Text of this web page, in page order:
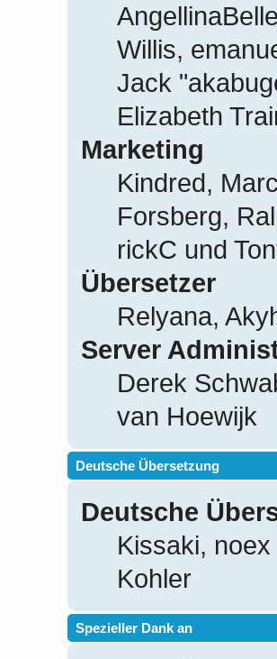
Willis,
Jack
Elizabeth
Marketing
Kindred,
Forsberg,
rickC und
Übersetzer
Relyana,
Server
Derek
van Hoewijk
Deutsche Übersetzung
Deutsche
Kissaki,
Kohler
Spezieller Dank an